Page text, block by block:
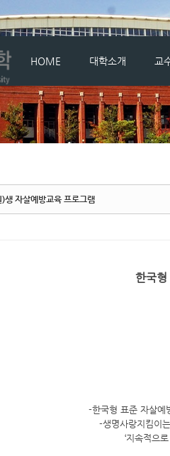
메뉴 건너
HOME 대학소개 교
생 자살예방교육 프로그램
한국
-한국형 표준 자살예
-생명사랑지킴이
‘지속적으